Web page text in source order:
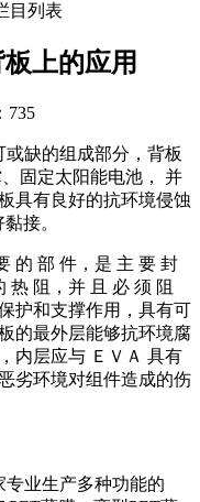
目列表
上的应用
735
缺的组成部分，背板
固定太阳能电池， 并
具有良好的抗环境侵蚀
接。
的 部 件，是 主 要 封
热 阻，并 且 必 须 阻
护和支撑作用，具有可
的最外层能够抗环境腐
内层应与 ＥＶＡ 具有
劣环境对组件造成的伤
业生产多种功能的